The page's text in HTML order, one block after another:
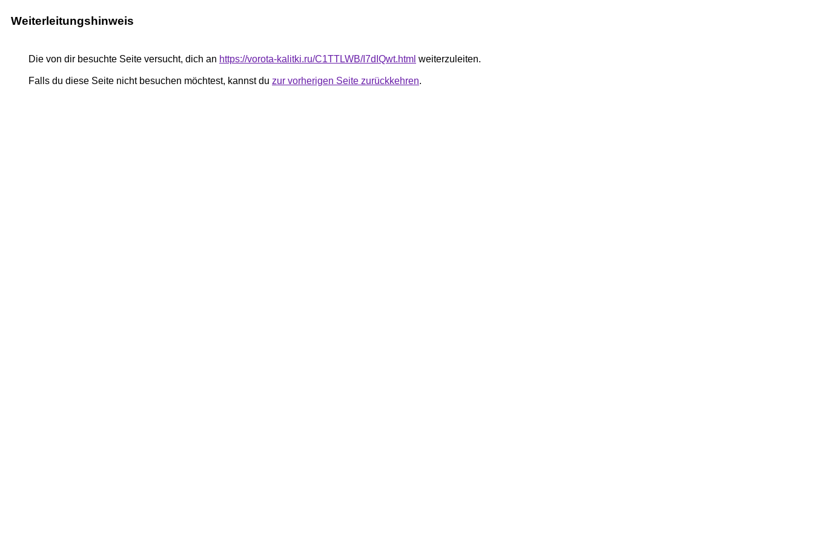
Weiterleitungshinweis
Die von dir besuchte Seite versucht, dich an https://vorota-kalitki.ru/C1TTLWB/I7dIQwt.html weiterzuleiten.
Falls du diese Seite nicht besuchen möchtest, kannst du zur vorherigen Seite zurückkehren.